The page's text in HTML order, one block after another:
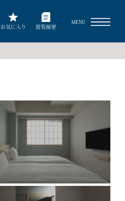
お気に入り 閲覧履歴
MENU